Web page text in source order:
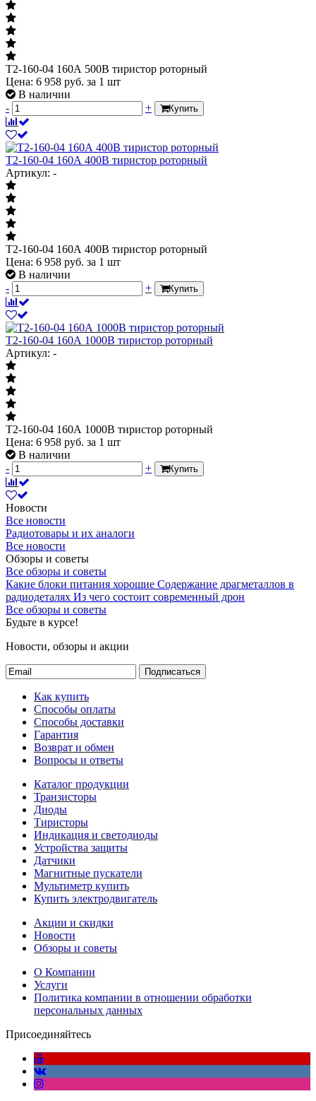
Т2-160-04 160А 500В тиристор роторный
Цена: 6 958 руб. за 1 шт
В наличии
-
+ Купить
Т2-160-04 160А 400В тиристор роторный
Артикул: -
Т2-160-04 160А 400В тиристор роторный
Цена: 6 958 руб. за 1 шт
В наличии
-
+ Купить
Т2-160-04 160А 1000В тиристор роторный
Артикул: -
Т2-160-04 160А 1000В тиристор роторный
Цена: 6 958 руб. за 1 шт
В наличии
-
+ Купить
Новости
Все новости
Радиотовары и их аналоги
Все новости
Обзоры и советы
Все обзоры и советы
Какие блоки питания хорошие Содержание драгметаллов в
радиодеталях Из чего состоит современный дрон
Все обзоры и советы
Будьте в курсе!
Новости, обзоры и акции
Подписаться
Как купить
Способы оплаты
Способы доставки
Гарантия
Возврат и обмен
Вопросы и ответы
Каталог продукции
Транзисторы
Диоды
Тиристоры
Индикация и светодиоды
Устройства защиты
Датчики
Магнитные пускатели
Мультиметр купить
Купить электродвигатель
Акции и скидки
Новости
Обзоры и советы
О Компании
Услуги
Политика компании в отношении обработки
персональных данных
Присоединяйтесь